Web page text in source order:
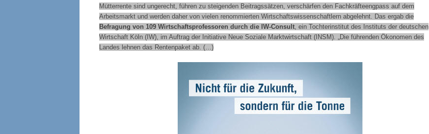
Mütterrente sind ungerecht, führen zu steigenden Beitragssätzen, verschärfen den Fachkräfteengpass auf dem
Arbeitsmarkt und werden daher von vielen renommierten Wirtschaftswissenschaftlern abgelehnt. Das ergab die
Befragung von 109 Wirtschaftsprofessoren durch die IW-Consult , ein Tochterinstitut des Instituts der deutschen
Wirtschaft Köln (IW), im Auftrag der Initiative Neue Soziale Marktwirtschaft (INSM). „Die führenden Ökonomen des
Landes lehnen das Rentenpaket ab. (…)